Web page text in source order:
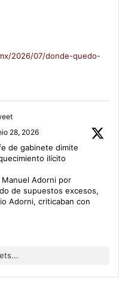
2026/07/donde-quedo-
28, 2026
de gabinete dimite
ilícito
Adorni por
de supuestos excesos,
Adorni, criticaban con